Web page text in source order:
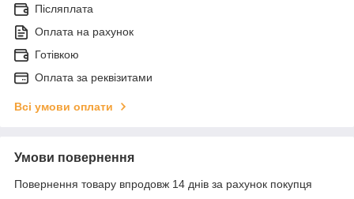
Післяплата
Оплата на рахунок
Готівкою
Оплата за реквізитами
Всі умови оплати
Умови повернення
Повернення товару впродовж 14 днів за рахунок покупця